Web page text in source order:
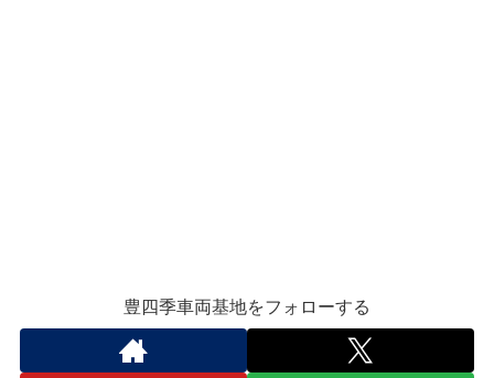
豊四季車両基地をフォローする